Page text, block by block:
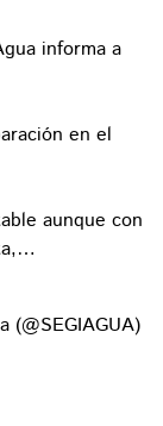
informa a
en el
aunque con